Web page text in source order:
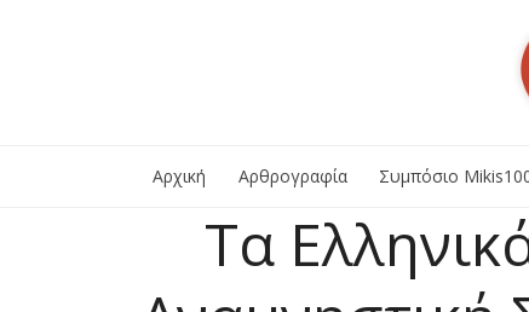
Αρχική Αρθρογραφία Συμπόσιο
Τα